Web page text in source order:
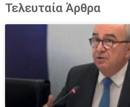
Τελευταία Άρθρα